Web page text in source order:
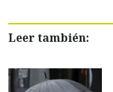
Leer también: